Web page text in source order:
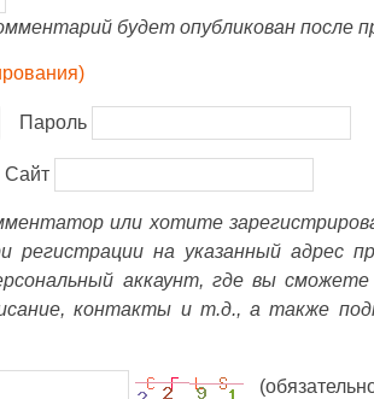
будет опубликован после
Пароль
Сайт
или хотите
регистрации на указанный адрес
аккаунт, где вы сможете
контакты и т.д., а также